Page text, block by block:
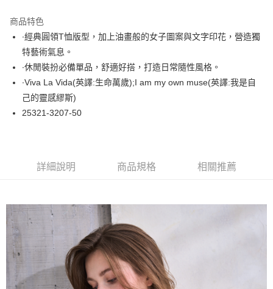
Apple Pay
悠遊付
大哥付你分期
相關說明
1.本服務由台灣大哥大提供，台灣大哥大用戶可立即使用無須另外申請。
3.實際核准額度、可分期數及費用金額請依後續交易確認頁面所載為準。
4.訂單成立30分鐘內，如未前往確認交易或遇審核未通過，訂單將自動取
【繳款方式說明】
1.分期款項不併入電信帳單，「大哥付你分期」於每月結算日後寄送繳費提
醒簡訊。
2.透過簡訊連結打開帳單後，可選擇「超商條碼／台灣大直營門市／銀行轉
帳／街口支付／iPASS MONEY」等通路繳費。
【注意事項】
1.本服務係由「台灣大哥大股份有限公司」（以下簡稱本公司）所提供，讓
ATM付款
全家取貨付款
付款後全家取貨
每筆NT$60，滿NT$1,000(含以上)免運費
7-11取貨付款
每筆NT$60，滿NT$1,000(含以上)免運費
付款後7-11取貨
商品特色
∙經典圓領T恤版型，加上油畫般的女子圖案與文字印花，營造獨
特藝術氣息。
∙休閒裝扮必備單品，舒適好搭，打造日常隨性風格。
∙Viva La Vida(英譯:生命萬歲);I am my own muse(英譯:我是自
己的靈感繆斯)
25321-3207-50
詳細說明 商品規格 相關推薦